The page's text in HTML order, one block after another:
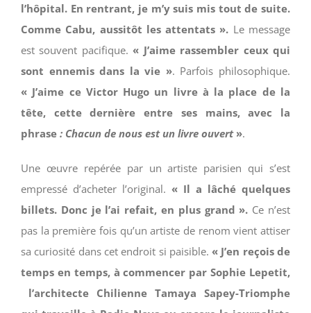
l’hôpital. En rentrant, je m’y suis mis tout de suite.
Comme Cabu, aussitôt les attentats ». Le message
est souvent pacifique.« J’aime rassembler ceux qui
sont ennemis dans la vie ». Parfois philosophique.
« J’aime ce Victor Hugo un livre à la place de la
tête, cette dernière entre ses mains, avec la
phrase : Chacun de nous est un livre ouvert».
Une œuvre repérée par un artiste parisien qui s’est
empressé d’acheter l’original. « Il a lâché quelques
billets. Donc je l’ai refait, en plus grand ». Ce n’est
pas la première fois qu’un artiste de renom vient attiser
sa curiosité dans cet endroit si paisible.« J’en reçois de
temps en temps, à commencer par Sophie Lepetit,
l’architecte Chilienne Tamaya Sapey-Triomphe